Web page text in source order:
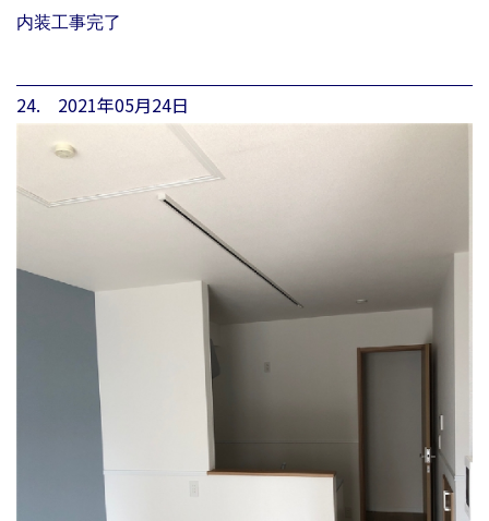
内装工事完了
24. 2021年05月24日